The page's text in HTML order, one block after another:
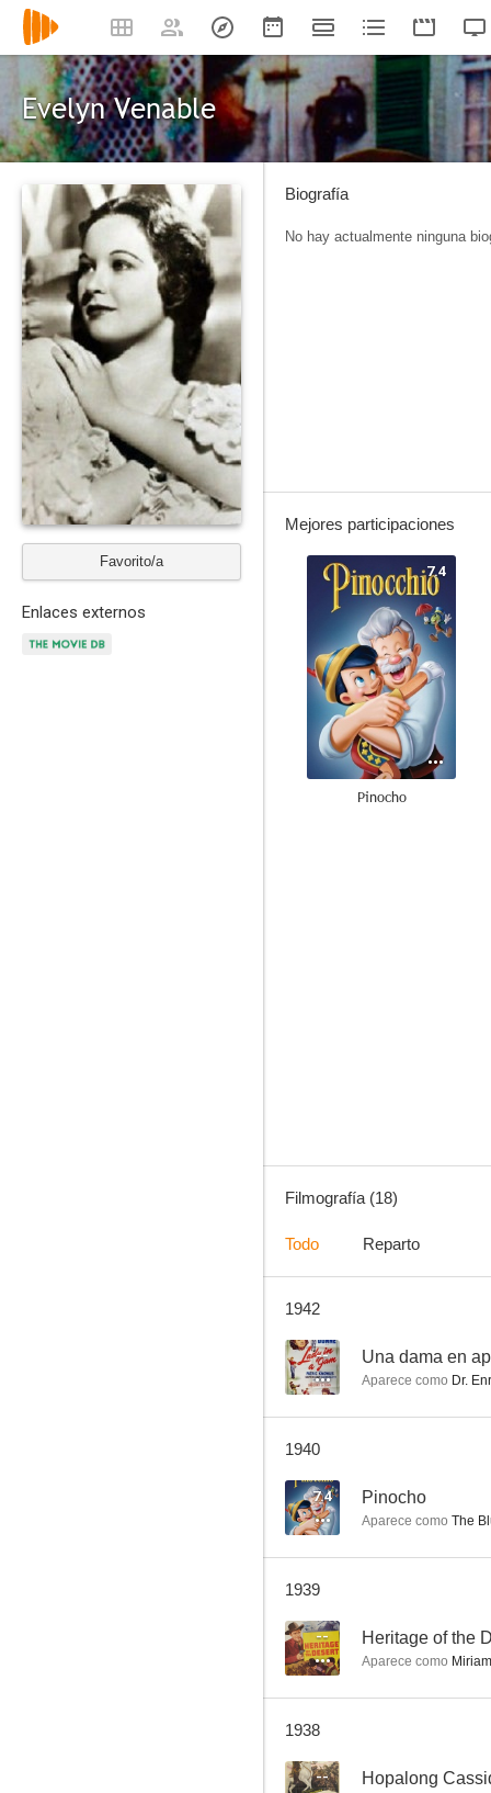
Evelyn Venable
Favorito/a
Enlaces externos
Biografía
No hay actualmente ninguna
Mejores participaciones
7.4
Pinocho
Heritage of the Desert
Filmografía (18)
Todo Reparto
1942
-- Una dama en
Aparece como Dr.
1940
7.4 Pinocho
Aparece como The
1939
-- Heritage of the
Aparece como
1938
--